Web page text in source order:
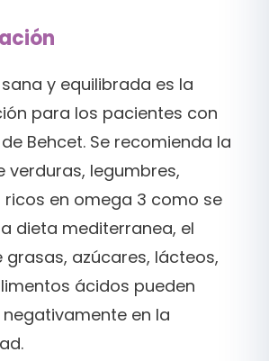
y equilibrada es la
para los pacientes con
Behcet. Se recomienda la
verduras, legumbres,
en omega 3 como se
dieta mediterranea, el
grasas, azúcares, lácteos,
ácidos pueden
en la